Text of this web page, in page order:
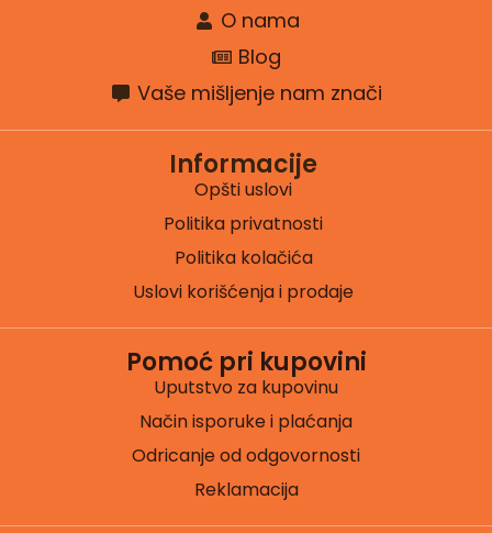
O nama
Blog
Vaše mišljenje nam znači
Informacije
Opšti uslovi
Politika privatnosti
Politika kolačića
Uslovi korišćenja i prodaje
Pomoć pri kupovini
Uputstvo za kupovinu
Način isporuke i plaćanja
Odricanje od odgovornosti
Reklamacija